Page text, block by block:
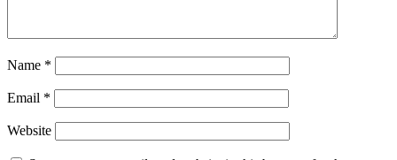
Name *
Email *
Website